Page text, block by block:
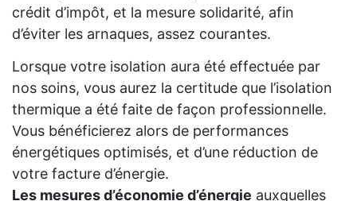
crédit d’impôt, et la mesure solidarité, afin
d’éviter les arnaques, assez courantes.
Lorsque votre isolation aura été effectuée par
nos soins, vous aurez la certitude que l’isolation
thermique a été faite de façon professionnelle.
Vous bénéficierez alors de performances
énergétiques optimisés, et d’une réduction de
votre facture d’énergie.
Les mesures d’économie d’énergie auxquelles